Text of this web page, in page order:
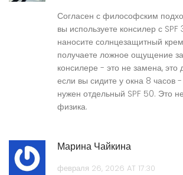
Согласен с философским
вы используете консилер с
наносите солнцезащитный
получаете ложное ощущение
консилере - это не замена, это
если вы сидите у окна 8 часов
нужен отдельный SPF 50. Это
физика.
Марина Чайкина
февраля 26, 2026 AT 17:30